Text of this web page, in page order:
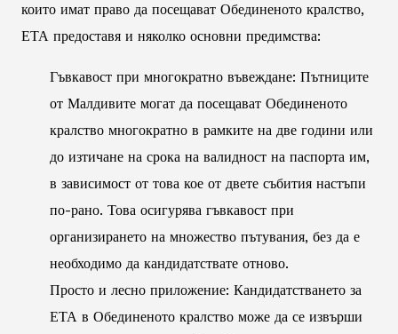
които имат право да посещават Обединеното кралство,
ЕТА предоставя и няколко основни предимства:
Гъвкавост при многократно въвеждане: Пътниците
от Малдивите могат да посещават Обединеното
кралство многократно в рамките на две години или
до изтичане на срока на валидност на паспорта им,
в зависимост от това кое от двете събития настъпи
по-рано. Това осигурява гъвкавост при
организирането на множество пътувания, без да е
необходимо да кандидатствате отново.
Просто и лесно приложение: Кандидатстването за
ЕТА в Обединеното кралство може да се извърши